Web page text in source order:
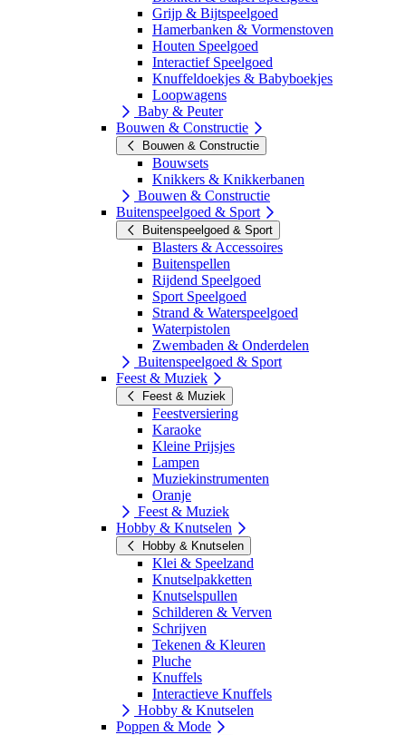
Grijp & Bijtspeelgoed
Hamerbanken & Vormenstoven
Houten Speelgoed
Interactief Speelgoed
Knuffeldoekjes & Babyboekjes
Loopwagens
Baby & Peuter
Bouwen & Constructie
Bouwen & Constructie
Bouwsets
Knikkers & Knikkerbanen
Bouwen & Constructie
Buitenspeelgoed & Sport
Buitenspeelgoed & Sport
Blasters & Accessoires
Buitenspellen
Rijdend Speelgoed
Sport Speelgoed
Strand & Waterspeelgoed
Waterpistolen
Zwembaden & Onderdelen
Buitenspeelgoed & Sport
Feest & Muziek
Feest & Muziek
Feestversiering
Karaoke
Kleine Prijsjes
Lampen
Muziekinstrumenten
Oranje
Feest & Muziek
Hobby & Knutselen
Hobby & Knutselen
Klei & Speelzand
Knutselpakketten
Knutselspullen
Schilderen & Verven
Schrijven
Tekenen & Kleuren
Pluche
Knuffels
Interactieve Knuffels
Hobby & Knutselen
Poppen & Mode